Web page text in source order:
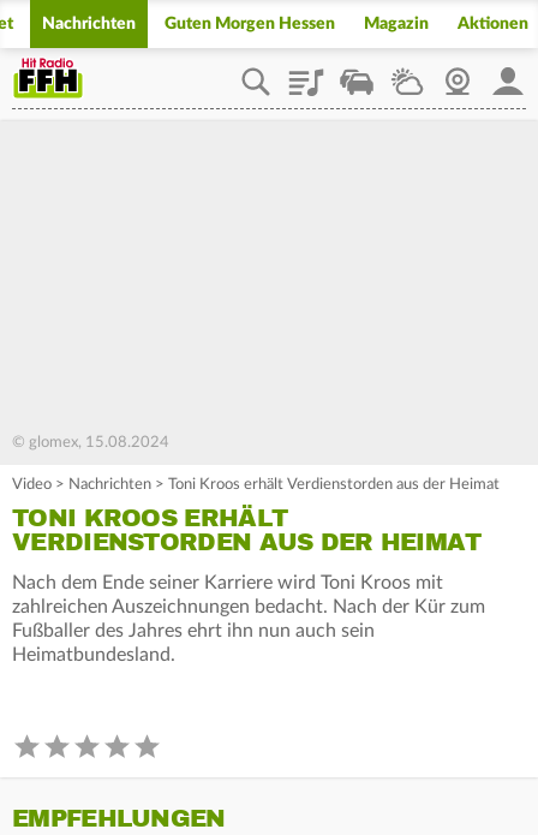
Nachrichten Guten Morgen Hessen Magazin Aktionen
PlaylistStaupilotWetterWebcam
© glomex, 15.08.2024
Video > Nachrichten > Toni Kroos erhält Verdienstorden aus der Heimat
TONI KROOS ERHÄLT
VERDIENSTORDEN AUS DER HEIMAT
Nach dem Ende seiner Karriere wird Toni Kroos mit
zahlreichen Auszeichnungen bedacht. Nach der Kür zum
Fußballer des Jahres ehrt ihn nun auch sein
Heimatbundesland.
EMPFEHLUNGEN